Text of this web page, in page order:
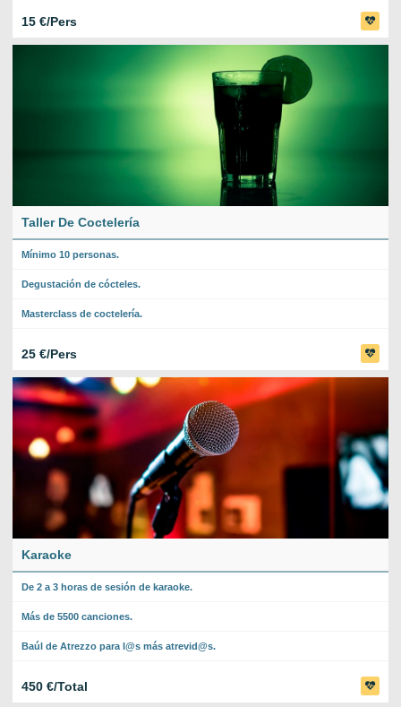
15 €/Pers
Taller De Coctelería
Mínimo 10 personas.
Degustación de cócteles.
Masterclass de coctelería.
25 €/Pers
Karaoke
De 2 a 3 horas de sesión de karaoke.
Más de 5500 canciones.
Baúl de Atrezzo para l@s más atrevid@s.
450 €/Total